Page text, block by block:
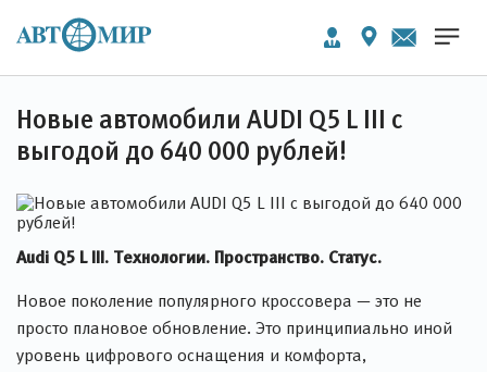
Новые автомобили AUDI Q5 L III с
выгодой до 640 000 рублей!
Audi Q5 L III. Технологии. Пространство. Статус.
Новое поколение популярного кроссовера — это не
просто плановое обновление. Это принципиально иной
уровень цифрового оснащения и комфорта,